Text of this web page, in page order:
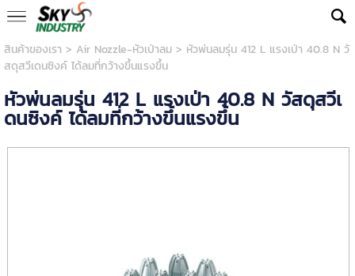
สินค้าของเรา > Air Nozzle-หัวเป่าลม> หัวพ่นลมรุ่น 412 L แรงเป่า 40.8 N วั
สดุสวีเดนซิงค์ ได้ลมที่กว้างขึ้นแรงขึ้น
หัวพ่นลมรุ่น 412 L แรงเป่า 40.8 N วัสดุสวีเ
ดนซิงค์ ได้ลมที่กว้างขึ้นแรงขึ้น